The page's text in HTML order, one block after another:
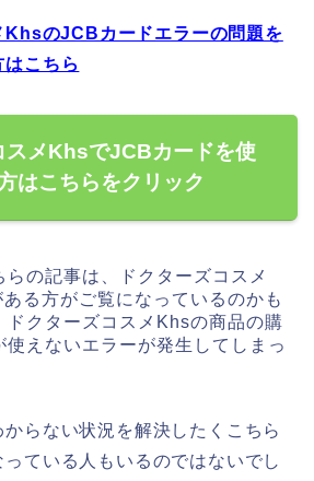
KhsのJCBカードエラーの問題を
こちら
スメKhsでJCBカードを使
はこちらをクリック
らの記事は、ドクターズコスメ
る方がご覧になっているのかも
ドクターズコスメKhsの商品の購
使えないエラーが発生してしまっ
らない状況を解決したくこちら
ている人もいるのではないでし